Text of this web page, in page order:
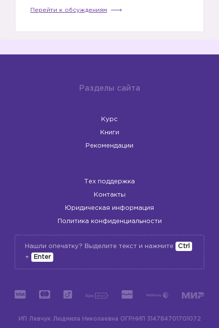
Перейти к обсуждениям
Разделы сайта
Курс
Книги
Рекомендации
Тех поддержка
Контакты
Юридическая информация
Политика конфиденциальности
Нашли опечатку? Выделите текст и нажмите
Ctrl
+
Enter
ИП Левчук Людмила Николаевна ОГРНИП 314784701701072